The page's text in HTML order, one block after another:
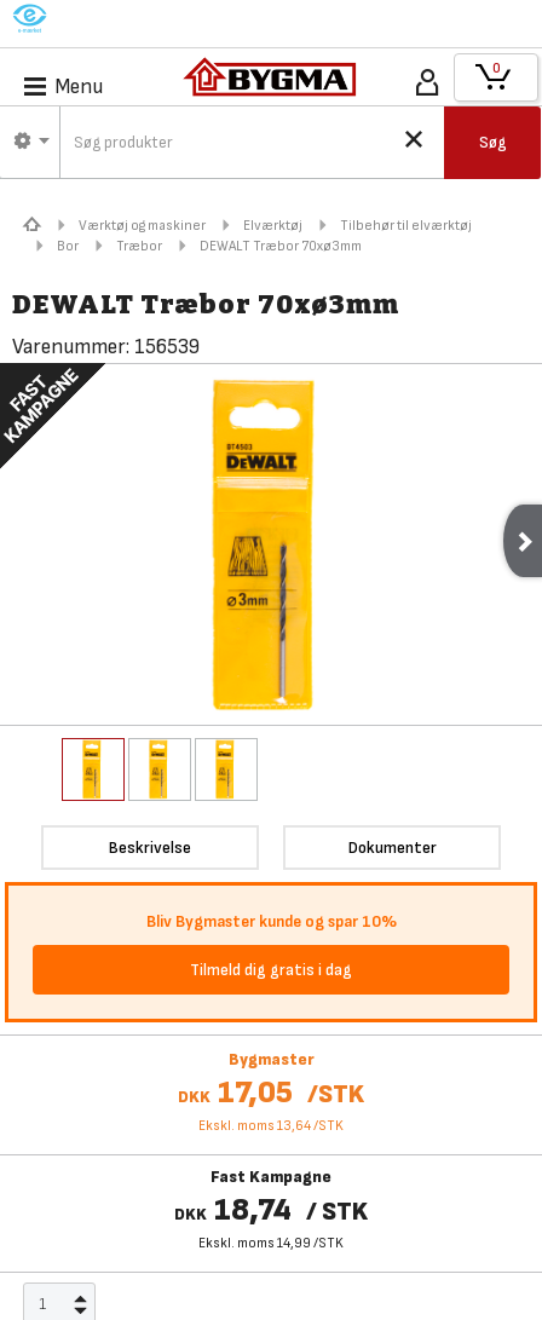
M
Menu
Søg
0
Værktøj og maskiner Elværktøj
Tilbehør til elværktøj
Bor
Træbor DEWALT Træbor 70xø3mm
DEWALT Træbor 70xø3mm
Varenummer: 156539
Beskrivelse Dokumenter
Bliv Bygmaster kunde og spar 10%
Tilmeld dig gratis i dag
Bygmaster
DKK 17,05 /STK
Ekskl. moms 13,64/STK
Fast Kampagne
DKK 18,74 /STK
Ekskl. moms 14,99 /STK